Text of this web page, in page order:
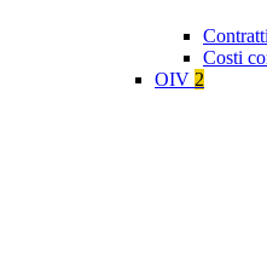
Costi
OIV 2